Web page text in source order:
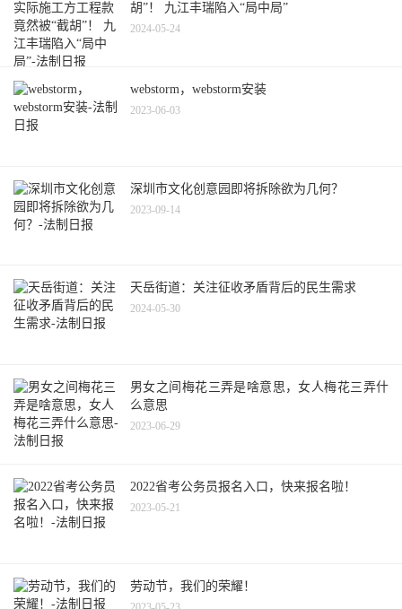
胡”！ 九江丰瑞陷入“局中局”
2024-05-24
webstorm，webstorm安装
2023-06-03
深圳市文化创意园即将拆除欲为几何？
2023-09-14
天岳街道：关注征收矛盾背后的民生需求
2024-05-30
男女之间梅花三弄是啥意思，女人梅花三弄什
么意思
2023-06-29
2022省考公务员报名入口，快来报名啦！
2023-05-21
劳动节，我们的荣耀！